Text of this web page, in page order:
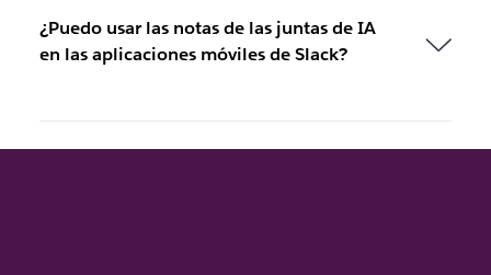
¿Puedo usar las notas de las juntas de IA
en las aplicaciones móviles de Slack?